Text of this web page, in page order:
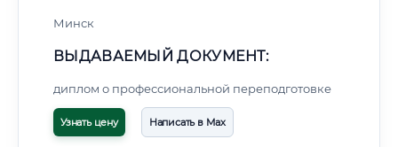
Минск
ВЫДАВАЕМЫЙ ДОКУМЕНТ:
диплом о профессиональной переподготовке
Узнать цену Написать в Max